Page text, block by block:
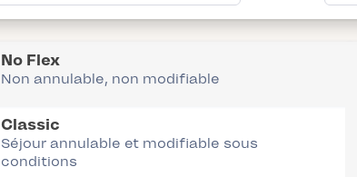
No Flex
Non annulable, non modifiable
Classic
Séjour annulable et modifiable sous
conditions